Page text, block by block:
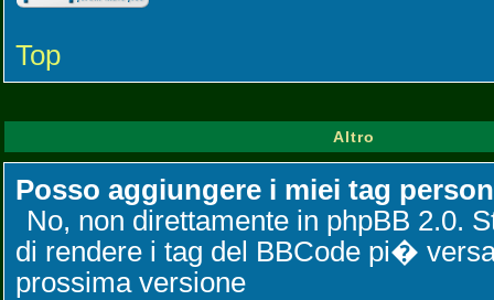
Top
Altro
Posso aggiungere i miei tag
No, non direttamente in phpBB 2.0.
di rendere i tag del BBCode pi�
prossima versione